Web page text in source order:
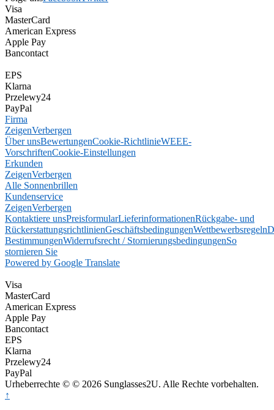
Visa
MasterCard
American Express
Apple Pay
Bancontact
EPS
Klarna
Przelewy24
PayPal
Firma
ZeigenVerbergen
Über unsBewertungenCookie-RichtlinieWEEE-
VorschriftenCookie-Einstellungen
Erkunden
ZeigenVerbergen
Alle Sonnenbrillen
Kundenservice
ZeigenVerbergen
Kontaktiere unsPreisformularLieferinformationenRückgabe- und
RückerstattungsrichtlinienGeschäftsbedingungenWettbewerbsregeln
BestimmungenWiderrufsrecht / StornierungsbedingungenSo
stornieren Sie
Powered by Google Translate
Visa
MasterCard
American Express
Apple Pay
Bancontact
EPS
Klarna
Przelewy24
PayPal
Urheberrechte © © 2026 Sunglasses2U. Alle Rechte vorbehalten.
↑